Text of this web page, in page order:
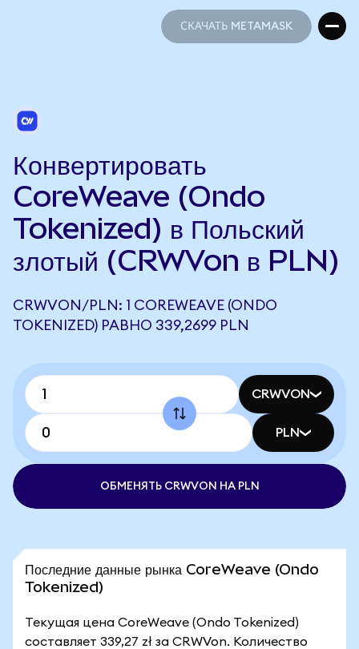
СКАЧАТЬ METAMASK
Конвертировать
CoreWeave (Ondo
Tokenized) в Польский
злотый (CRWVon в PLN)
CRWVON/PLN: 1 COREWEAVE (ONDO
TOKENIZED) РАВНО 339,2699 PLN
CRWVON
PLN
ОБМЕНЯТЬ CRWVON НА PLN
Последние данные рынка CoreWeave (Ondo
Tokenized)
Текущая цена CoreWeave (Ondo Tokenized)
составляет 339,27 zł за CRWVon. Количество